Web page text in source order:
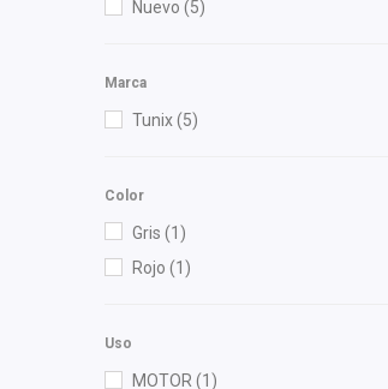
Nuevo (5)
Marca
Tunix(5)
Color
Gris (1)
Rojo (1)
Uso
MOTOR (1)